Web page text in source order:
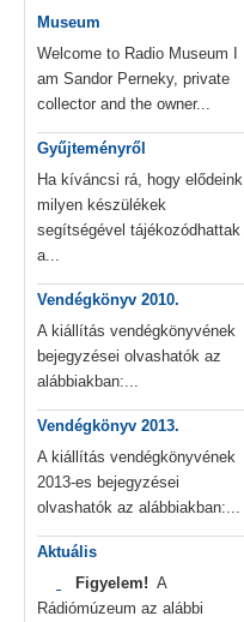
Museum
Welcome to Radio Museum I
am Sandor Perneky, private
collector and the owner...
Gyűjteményről
Ha kíváncsi rá, hogy elődeink
milyen készülékek
segítségével tájékozódhattak
a...
Vendégkönyv 2010.
A kiállítás vendégkönyvének
bejegyzései olvashatók az
alábbiakban:...
Vendégkönyv 2013.
A kiállítás vendégkönyvének
2013-es bejegyzései
olvashatók az alábbiakban:...
Aktuális
Figyelem! A
Rádiómúzeum az alábbi